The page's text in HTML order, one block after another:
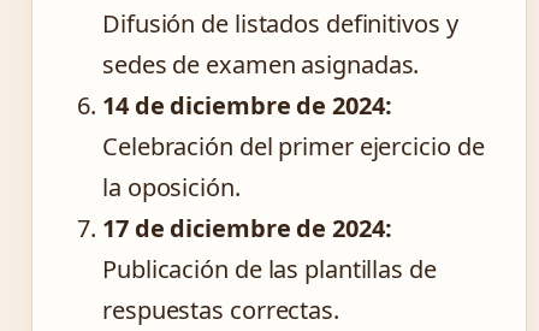
Difusión de listados definitivos y
sedes de examen asignadas.
14 de diciembre de 2024:
Celebración del primer ejercicio de
la oposición.
17 de diciembre de 2024:
Publicación de las plantillas de
respuestas correctas.